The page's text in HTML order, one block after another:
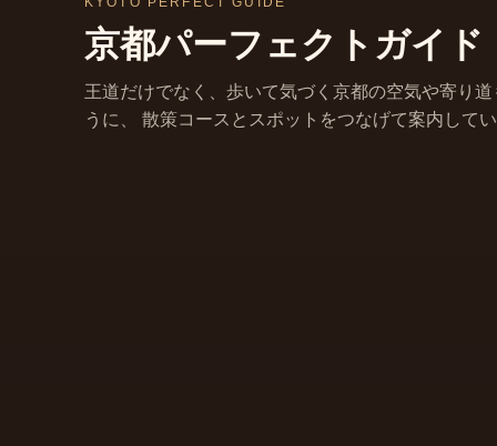
京都パーフェクトガイド
王道だけでなく、歩いて気づく京都の空気や寄り
うに、 散策コースとスポットをつなげて案内して